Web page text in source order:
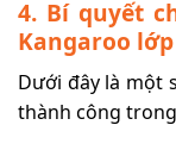
4. Bí quyết
Kangaroo
Dưới đây là một
thành công